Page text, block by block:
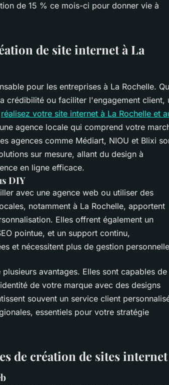
de 15 % ce mois-ci pour donner vie à
de site internet à La
pour les entreprises à La Rochelle.
crédibilité ou faciliter l'engagement client,
réalisez votre site internet à La Rochelle et
agence locale qui comprend votre
agences comme Médiart, NIOU et Blixi
sur mesure, allant du design à
en ligne efficace.
DIY
avec une agence web ou utiliser des
notamment à La Rochelle, apportent
Elles offrent également un
pointue, et un support continu,
et nécessitent plus de gestion
avantages. Elles sont capables de
de votre marque avec des designs
souvent un service client
essentiels pour votre stratégie
de création de sites internet